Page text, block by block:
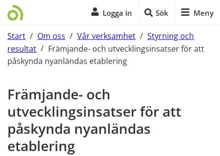
Logga in Sök Meny
Start / Om oss / Vår verksamhet / Styrning och
resultat / Främjande- och utvecklingsinsatser för att
påskynda nyanländas etablering
Främjande- och
utvecklingsinsatser för att
påskynda nyanländas
etablering